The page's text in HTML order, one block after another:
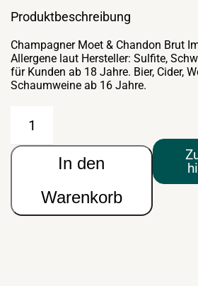
Produktbeschreibung
Champagner Moet & Chandon Brut
Allergene laut Hersteller: Sulfite,
für Kunden ab 18 Jahre. Bier, Cider,
Schaumweine ab 16 Jahre.
Moet
Chandon
Menge
In den
Warenkorb